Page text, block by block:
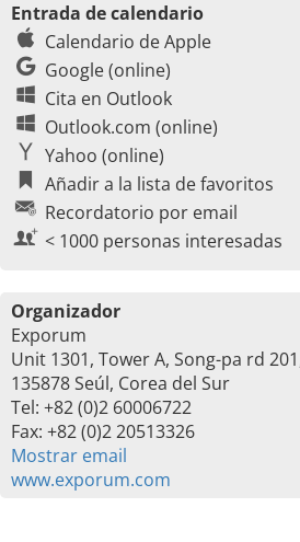
Entrada de calendario
Calendario de Apple
Google (online)
Cita en Outlook
Outlook.com (online)
Yahoo (online)
Añadir a la lista de favoritos
Recordatorio por email
< 1000 personas interesadas
Organizador
Exporum
Unit 1301, Tower A, Song-pa rd
135878 Seúl, Corea del Sur
Tel: +82 (0)2 60006722
Fax: +82 (0)2 20513326
Mostrar email
www.exporum.com